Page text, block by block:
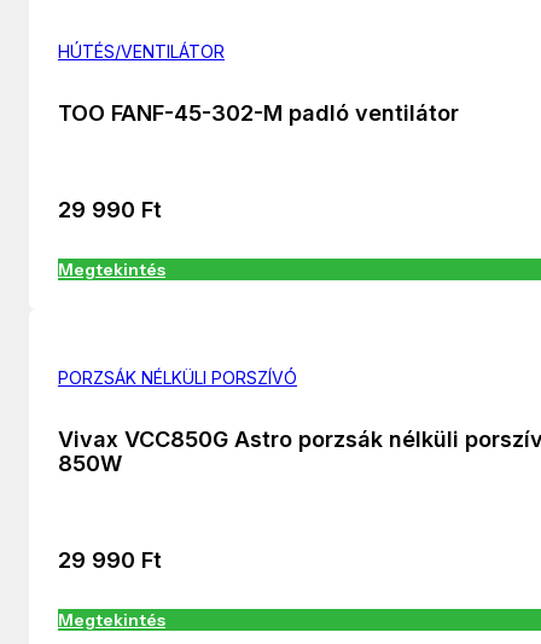
HÚTÉS/VENTILÁTOR
TOO FANF-45-302-M padló ventilátor
29 990 Ft
Megtekintés
PORZSÁK NÉLKÜLI PORSZÍVÓ
Vivax VCC850G Astro porzsák nélküli
850W
29 990 Ft
Megtekintés